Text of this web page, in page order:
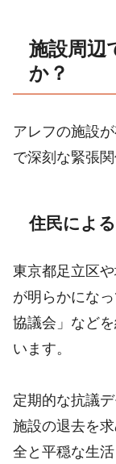
施設周辺
か？
アレフの施設
で深刻な緊張
住民によ
東京都足立区
が明らかにな
協議会」など
います。
定期的な抗議
施設の退去を
全と平穏な生